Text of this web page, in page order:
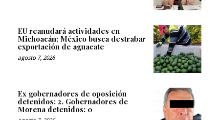
EU reanudará actividades en
Michoacán; México busca destrabar
exportación de aguacate
agosto 7, 2026
Ex gobernadores de oposición
detenidos: 2. Gobernadores de
Morena detenidos: 0